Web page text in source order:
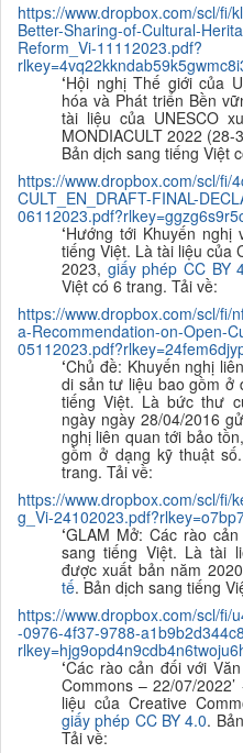
https://www.dropbox.com/scl/fi/
Better-Sharing-of-Cultural-
Reform_Vi-11112023.pdf?
‘Hội nghị Thế giới của
hóa và Phát triển Bền
tài liệu của UNESCO
MONDIACULT 2022
Bản dịch sang tiếng Việt
https://www.dropbox.com/scl/fi/
CULT_EN_DRAFT-FINAL-
‘Hướng tới Khuyến nghị
tiếng Việt. Là tài liệu của
2023, giấy phép CC BY
Việt có 6 trang. Tải về:
https://www.dropbox.com/scl/fi/
a-Recommendation-on-Open-
‘Chủ đề: Khuyến nghị
di sản tư liệu bao gồm ở
tiếng Việt. Là bức thư
ngày ngày 28/04/2016
nghị liên quan tới bảo
gồm ở dạng kỹ thuật
trang. Tải về:
https://www.dropbox.com/scl/fi/
g_Vi-
‘GLAM Mở: Các rào
sang tiếng Việt. Là tài
được xuất bản năm
tế. Bản dịch sang tiếng
https://www.dropbox.com/scl/fi/
-0976-4f37-9788-
‘Các rào cản đối với
Commons – 22/07/
liệu của Creative
giấy phép CC BY 4.0.
Tải về: